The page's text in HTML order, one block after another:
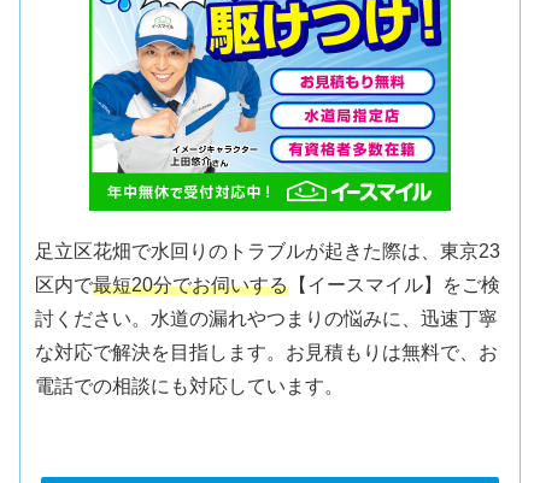
足立区花畑で水回りのトラブルが起きた際は、東京23
区内で最短20分でお伺いする 【イースマイル】をご検
討ください。水道の漏れやつまりの悩みに、迅速丁寧
な対応で解決を目指します。お見積もりは無料で、お
電話での相談にも対応しています。